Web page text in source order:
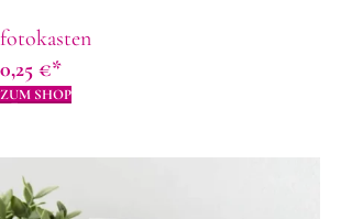
fotokasten
0,25 €
ZUM SHOP